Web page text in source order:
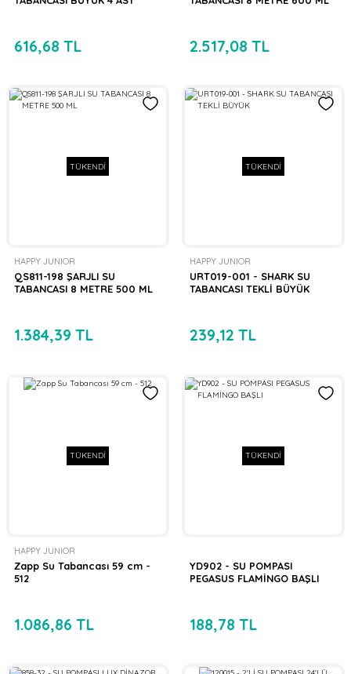
616,68 TL 2.517,08 TL
TÜKENDİ
HAPPY JUNIOR
QS811-198 ŞARJLI SU
TABANCASI 8 METRE 500 ML
1.384,39 TL
TÜKENDİ
HAPPY JUNIOR
URT019-001 - SHARK SU
TABANCASI TEKLİ BÜYÜK
239,12 TL
TÜKENDİ
HAPPY JUNIOR
Zapp Su Tabancası 59 cm -
512
1.086,86 TL
TÜKENDİ
YD902 - SU POMPASI
PEGASUS FLAMİNGO BAŞLI
188,78 TL